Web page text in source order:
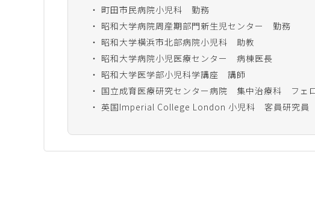
町田市民病院小児科 勤務
昭和大学病院周産期部門新生児センター 勤務
昭和大学横浜市北部病院小児科 助教
昭和大学病院小児医療センター 病棟医長
昭和大学医学部小児科学講座 講師
国立成育医療研究センター病院 集中治療科 フェ
英国Imperial College London 小児科 客員研究員